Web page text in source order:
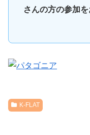
さんの方の参加を
K-FLAT